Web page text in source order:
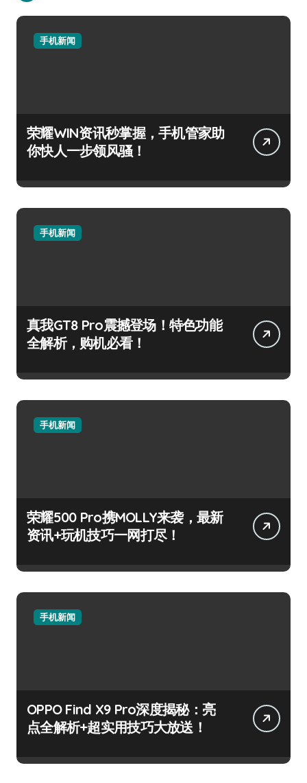
手机新闻
荣耀WIN资讯秒掌握，手机管家助
你快人一步领风骚！
手机新闻
真我GT8 Pro震撼登场！特色功能
全解析，购机必看！
手机新闻
荣耀500 Pro携MOLLY来袭，最新
资讯+玩机技巧一网打尽！
手机新闻
OPPO Find X9 Pro深度揭秘：亮
点全解析+超实用技巧大放送！